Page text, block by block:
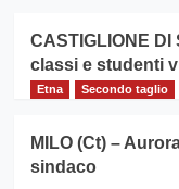
CASTIGLIONE DI
classi e studenti
Etna Secondo taglio
MILO (Ct) –
sindaco